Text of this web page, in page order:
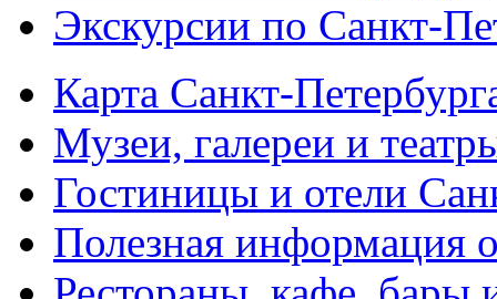
Экскурсии по Санкт-
Карта Санкт-
Музеи, галереи и
Гостиницы и отели
Полезная информация